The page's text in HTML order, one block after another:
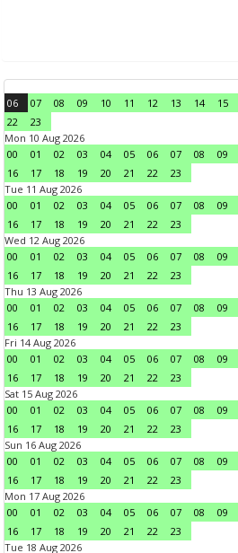
06 07 08 09 10 11 12 13 14 15
22
23
Mon 10 Aug 2026
00
01 02 03 04 05 06 07 08 09
16
17 18 19 20 21 22
23
Tue 11 Aug 2026
00
01 02 03 04 05 06 07 08 09
16
17 18 19 20 21 22
23
Wed 12 Aug 2026
00
01 02 03 04 05 06 07 08 09
16
17 18 19 20 21 22
23
Thu 13 Aug 2026
00
01 02 03 04 05 06 07 08 09
16
17 18 19 20 21 22
23
Fri 14 Aug 2026
00
01 02 03 04 05 06 07 08 09
16
17 18 19 20 21 22
23
Sat 15 Aug 2026
00
01 02 03 04 05 06 07 08 09
16
17 18 19 20 21 22
23
Sun 16 Aug 2026
00
01 02 03 04 05 06 07 08 09
16
17 18 19 20 21 22
23
Mon 17 Aug 2026
00
01 02 03 04 05 06 07 08 09
16
17 18 19 20 21 22
23
Tue 18 Aug 2026